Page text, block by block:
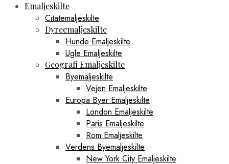
Emaljeskilte
Citatemaljeskilte
Dyreemaljeskilte
Hunde Emaljeskilte
Ugle Emaljeskilte
Geografi Emaljeskilte
Byemaljeskilte
Vejen Emaljeskilte
Europa Byer Emaljeskilte
London Emaljeskilte
Paris Emaljeskilte
Rom Emaljeskilte
Verdens Byemaljeskilte
New York City Emaljeskilte